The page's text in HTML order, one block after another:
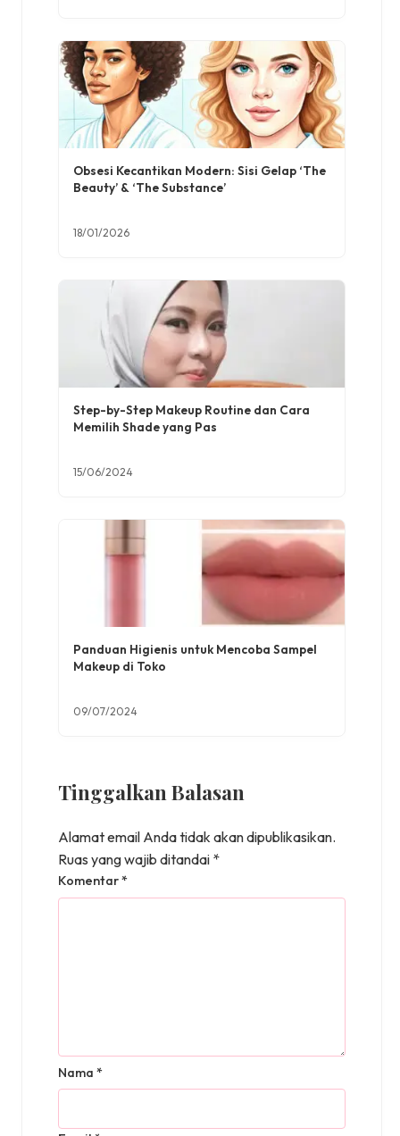
Obsesi Kecantikan Modern: Sisi Gelap ‘The
Beauty’ & ‘The Substance’
18/01/2026
Step-by-Step Makeup Routine dan Cara
Memilih Shade yang Pas
15/06/2024
Panduan Higienis untuk Mencoba Sampel
Makeup di Toko
09/07/2024
Tinggalkan Balasan
Alamat email Anda tidak akan dipublikasikan.
Ruas yang wajib ditandai *
Komentar*
Nama *